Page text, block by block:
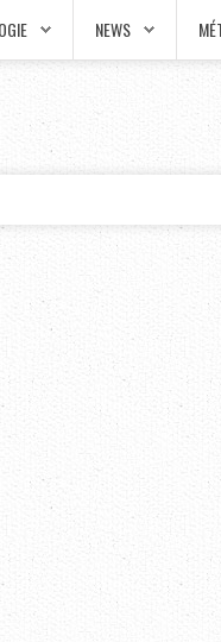
NEWS